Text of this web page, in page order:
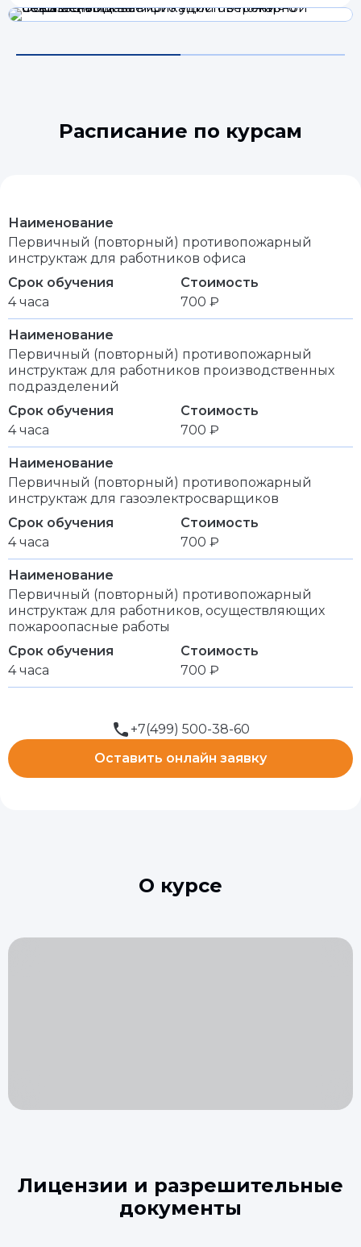
Расписание по курсам
Наименование
Первичный (повторный) противопожарный
инструктаж для работников офиса
Срок обучения
4 часа
Стоимость
700 ₽
Наименование
Первичный (повторный) противопожарный
инструктаж для работников производственных
подразделений
Срок обучения
4 часа
Стоимость
700 ₽
Наименование
Первичный (повторный) противопожарный
инструктаж для газоэлектросварщиков
Срок обучения
4 часа
Стоимость
700 ₽
Наименование
Первичный (повторный) противопожарный
инструктаж для работников, осуществляющих
пожароопасные работы
Срок обучения
4 часа
Стоимость
700 ₽
+7(499) 500-38-60
Оставить онлайн заявку
О курсе
Лицензии и разрешительные
документы